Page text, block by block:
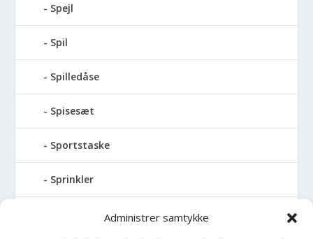
Administrer samtykke
Spejl
Spil
Spilledåse
Spisesæt
Sportstaske
Sprinkler
Stablelegetøj